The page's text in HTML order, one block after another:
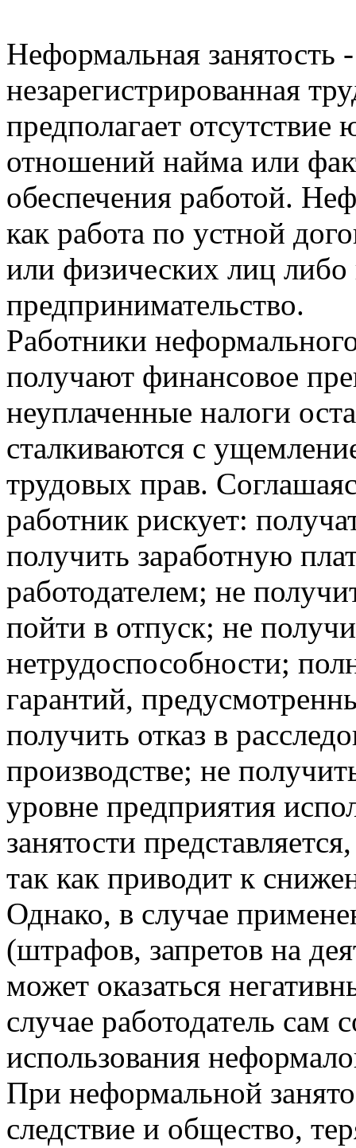
Неформальная занятость
незарегистрированная
предполагает
отношений найма или
обеспечения работой.
как работа по устной
или физических лиц либо
предпринимательство.
Работники
получают финансовое
неуплаченные налоги
сталкиваются с
трудовых прав.
работник рискует:
получить заработную
работодателем; не
пойти в отпуск; не
нетрудоспособности;
гарантий,
получить отказ в
производстве; не
уровне предприятия
занятости
так как приводит к
Однако, в случае
(штрафов, запретов на
может оказаться
случае работодатель сам
использования
При неформальной
следствие и общество,